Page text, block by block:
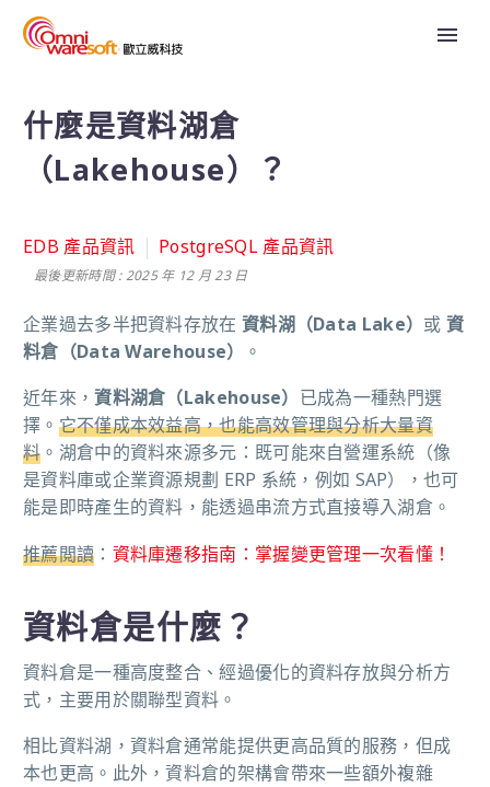
什麼是資料湖倉
（Lakehouse）？
EDB 產品資訊 PostgreSQL 產品資訊
最後更新時間 : 2025 年 12 月 23 日
企業過去多半把資料存放在 資料湖（Data Lake） 或 資
料倉（Data Warehouse）
。
近年來，資料湖倉（Lakehouse） 已成為一種熱門選
擇。 它不僅成本效益高，也能高效管理與分析大量資
料 。湖倉中的資料來源多元：既可能來自營運系統（像
是資料庫或企業資源規劃 ERP 系統，例如 SAP），也可
能是即時產生的資料，能透過串流方式直接導入湖倉。
推薦閲讀 ： 資料庫遷移指南：掌握變更管理一次看懂！
資料倉是什麼？
資料倉是一種高度整合、經過優化的資料存放與分析方
式，主要用於關聯型資料。
相比資料湖，資料倉通常能提供更高品質的服務，但成
本也更高。此外，資料倉的架構會帶來一些額外複雜